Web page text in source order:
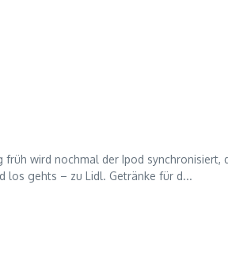
wird nochmal der Ipod
los gehts – zu Lidl. Getränke für d...